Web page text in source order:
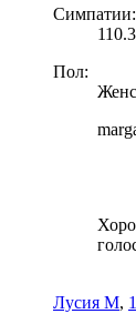
Симпатии:
Пол:
Лусия М,